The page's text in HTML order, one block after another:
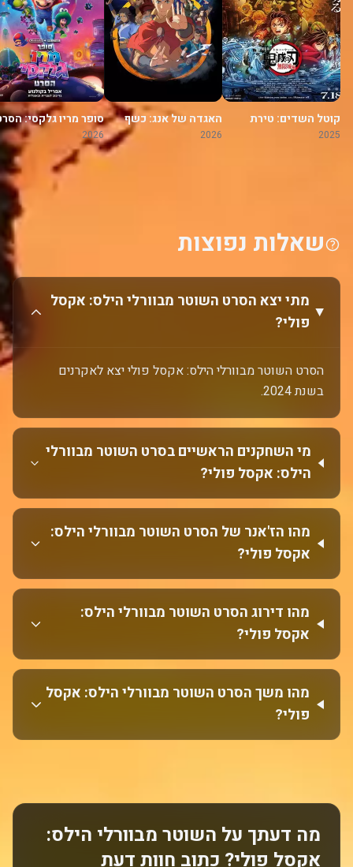
קוטל השדים: טירת
האינסוף
2025
האגדה של אנג: כשף
האוויר האחרון
2026
סופר מריו גלקסי:
2026
שאלות נפוצות
מתי יצא הסרט השוטר מבוורלי הילס: אקסל
פולי?
הסרט השוטר מבוורלי הילס: אקסל פולי יצא לאקרנים
בשנת 2024.
מי השחקנים הראשיים בסרט השוטר מבוורלי
הילס: אקסל פולי?
מהו הז'אנר של הסרט השוטר מבוורלי הילס:
אקסל פולי?
מהו דירוג הסרט השוטר מבוורלי הילס:
אקסל פולי?
מהו משך הסרט השוטר מבוורלי הילס: אקסל
פולי?
מה דעתך על השוטר מבוורלי הילס:
אקסל פולי? כתוב חוות דעת